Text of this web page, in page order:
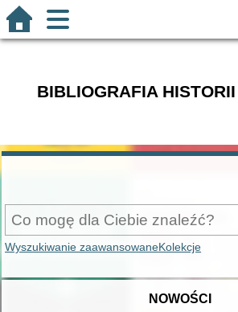
BIBLIOGRAFIA
Wyszukiwanie zaawansowaneKolekcje
NOWOŚCI